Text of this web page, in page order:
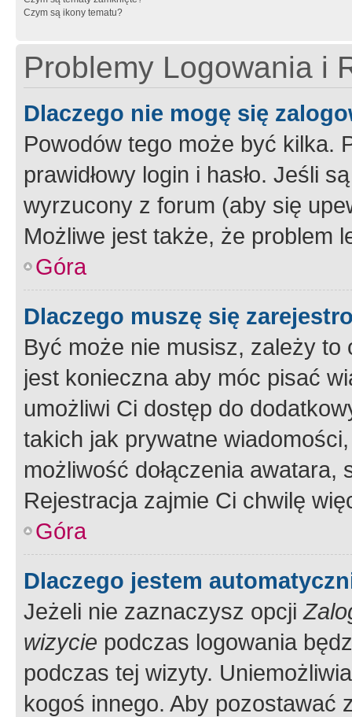
Czym są ikony tematu?
Problemy Logowania i
Dlaczego nie mogę się
Powodów tego może być kilka.
prawidłowy login i hasło. Jeśli
wyrzucony z forum (aby się
Możliwe jest także, że problem
Góra
Dlaczego muszę się
Być może nie musisz, zależy
jest konieczna aby móc pisać
umożliwi Ci dostęp do
takich jak prywatne
możliwość dołączenia
Rejestracja zajmie Ci chwilę
Góra
Dlaczego jestem
Jeżeli nie zaznaczysz opcji
wizycie podczas logowania
podczas tej wizyty.
kogoś innego. Aby pozostawać